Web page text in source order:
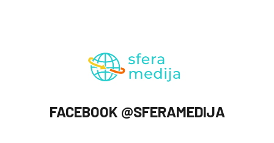
FACEBOOK @SFERAMEDIJA